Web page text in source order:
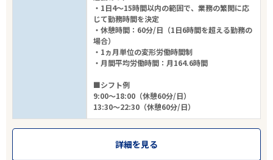
・1日4～15時間以内の範囲で、業務の繁閑に応
じて勤務時間を決定
・休憩時間：60分/日（1日6時間を超える勤務の
場合）
・1ヵ月単位の変形労働時間制
・月間平均労働時間：月164.6時間
■シフト例
9:00～18:00（休憩60分/日）
13:30～22:30（休憩60分/日）
詳細を見る